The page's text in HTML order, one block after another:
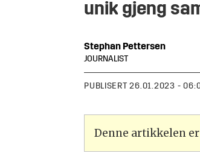
unik gjeng
Stephan Pettersen
JOURNALIST
PUBLISERT 26.01.2023 -
Denne artikkelen